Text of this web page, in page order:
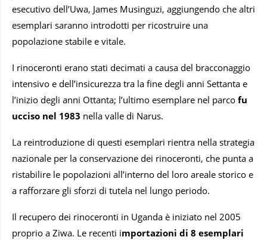
esecutivo dell’Uwa, James Musinguzi, aggiungendo che altri
esemplari saranno introdotti per ricostruire una
popolazione stabile e vitale.
I rinoceronti erano stati decimati a causa del bracconaggio
intensivo e dell’insicurezza tra la fine degli anni Settanta e
l’inizio degli anni Ottanta; l’ultimo esemplare nel parco fu
ucciso nel 1983 nella valle di Narus.
La reintroduzione di questi esemplari rientra nella strategia
nazionale per la conservazione dei rinoceronti, che punta a
ristabilire le popolazioni all’interno del loro areale storico e
a rafforzare gli sforzi di tutela nel lungo periodo.
Il recupero dei rinoceronti in Uganda è iniziato nel 2005
proprio a Ziwa. Le recenti importazioni di 8 esemplari